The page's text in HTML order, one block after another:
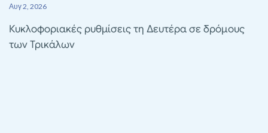
Αυγ 2, 2026
Κυκλοφοριακές ρυθμίσεις τη Δευτέρα σε δρόμους
των Τρικάλων